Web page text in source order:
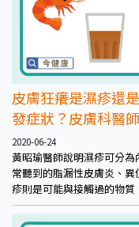
皮膚狂癢是濕疹還
發症狀？皮膚科醫
2020-06-24
黃昭瑜醫師說明濕疹可分為
常聽到的脂漏性皮膚炎、
疹則是可能與接觸過的物質